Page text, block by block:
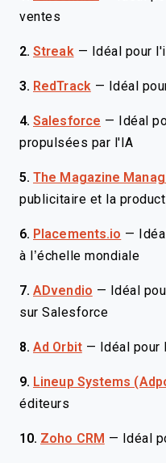
ventes
2. Streak — Idéal pour
3. RedTrack — Idéal
4. Salesforce —
Idéal
propulsées par l'IA
5. The Magazine
publicitaire et la
6. Placements.io —
à l’échelle mondiale
7. ADvendio —
Idéal
sur Salesforce
8. Ad Orbit — Idéal
9. Lineup Systems
éditeurs
10. Zoho CRM — Idéal